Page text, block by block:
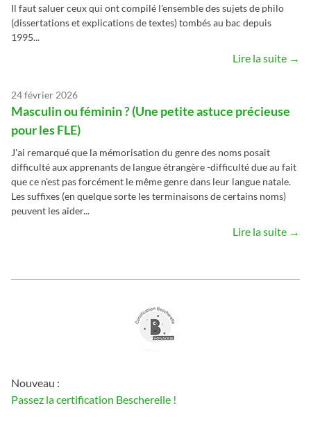
Il faut saluer ceux qui ont compilé l'ensemble des sujets de philo
(dissertations et explications de textes) tombés au bac depuis
1995...
Lire la suite →
24 février 2026
Masculin ou féminin ? (Une petite astuce précieuse
pour les FLE)
J'ai remarqué que la mémorisation du genre des noms posait
difficulté aux apprenants de langue étrangère -difficulté due au fait
que ce n'est pas forcément le même genre dans leur langue natale.
Les suffixes (en quelque sorte les terminaisons de certains noms)
peuvent les aider...
Lire la suite →
Nouveau :
Passez la certification Bescherelle !